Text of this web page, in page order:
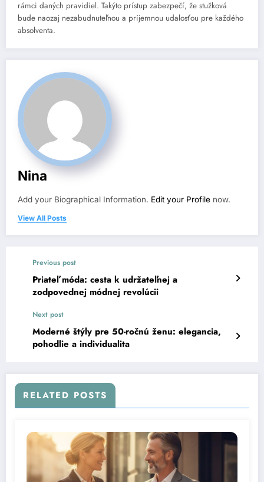
rámci daných pravidiel. Takýto prístup zabezpečí, že stužková
bude naozaj nezabudnuteľnou a príjemnou udalosťou pre každého
absolventa.
Nina
Add your Biographical Information. Edit your Profile now.
View All Posts
Previous post
Priateľ móda: cesta k udržateľnej a
zodpovednej módnej revolúcii
Next post
Moderné štýly pre 50-ročnú ženu: elegancia,
pohodlie a individualita
RELATED POSTS